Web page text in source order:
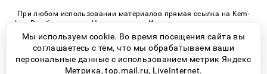
При любом использовании материалов прямая ссылка на Kem-
Live.Ru обязательна. Цитирование в Интернете возможно только
при наличии письменного разрешения.
Мы используем cookie. Во время посещения сайта вы
соглашаетесь с тем, что мы обрабатываем ваши
персональные данные с использованием метрик Яндекс
Метрика, top.mail.ru, LiveInternet.